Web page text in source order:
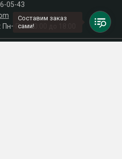
05-43
с 10:00 до 18:00
Составим заказ
сами!